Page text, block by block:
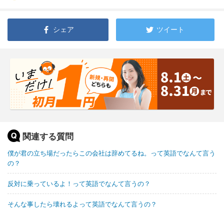
シェア ツイート
関連する質問
僕が君の立ち場だったらこの会社は辞めてるね。って英語でなんて言う
の？
反対に乗っているよ！って英語でなんて言うの？
そんな事したら壊れるよって英語でなんて言うの？